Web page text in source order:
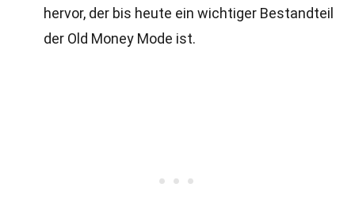
hervor, der bis heute ein wichtiger Bestandteil
der Old Money Mode ist.